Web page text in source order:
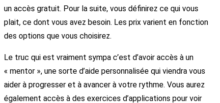
un accès gratuit. Pour la suite, vous définirez ce qui vous
plait, ce dont vous avez besoin. Les prix varient en fonction
des options que vous choisirez.
Le truc qui est vraiment sympa c’est d’avoir accès à un
« mentor », une sorte d’aide personnalisée qui viendra vous
aider à progresser et à avancer à votre rythme. Vous aurez
également accès à des exercices d’applications pour voir